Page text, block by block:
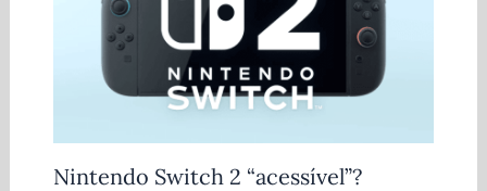
Nintendo Switch 2 “acessível”?